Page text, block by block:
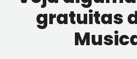
gratuitas